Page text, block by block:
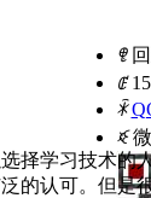
ꁸ
ꂅ
ꁗ
ꀥ
择学习技术的
的认可。但是